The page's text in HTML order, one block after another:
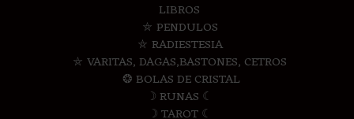
LIBROS
⛤ PENDULOS
⛤ RADIESTESIA
⛤ VARITAS, DAGAS,BASTONES, CETROS
❂ BOLAS DE CRISTAL
☽ RUNAS ☾
☽ TAROT ☾